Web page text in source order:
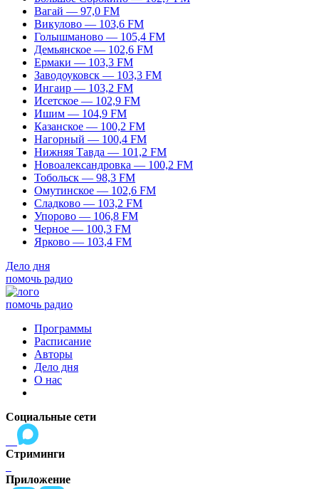
Вагай — 97,0 FM
Викулово — 103,6 FM
Голышманово — 105,4 FM
Демьянское — 102,6 FM
Ермаки — 103,3 FM
Заводоуковск — 103,3 FM
Ингаир — 103,2 FM
Исетское — 102,9 FM
Ишим — 104,9 FM
Казанское — 100,2 FM
Нагорный — 100,4 FM
Нижняя Тавда — 101,2 FM
Новоалександровка — 100,2 FM
Тобольск — 98,3 FM
Омутинское — 102,6 FM
Сладково — 103,2 FM
Упорово — 106,8 FM
Черное — 100,3 FM
Ярково — 103,4 FM
Дело дня
помочь радио
помочь радио
Программы
Расписание
Авторы
Дело дня
О нас
Социальные сети
Стриминги
Приложение